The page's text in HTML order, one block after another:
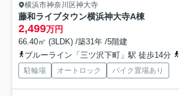
横浜市神奈川区神大寺
藤和ライブタウン横浜神大寺A棟
2,499万円
66.40㎡ (3LDK) /築31年 /5階建
ブルーライン「三ツ沢下町」駅 徒歩14分
駐輪場 オートロック バイク置場あり